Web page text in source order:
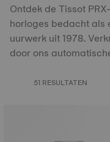
Ontdek de Tissot
horloges bedacht als
uurwerk uit 1978.
door ons
51 RESULTATEN